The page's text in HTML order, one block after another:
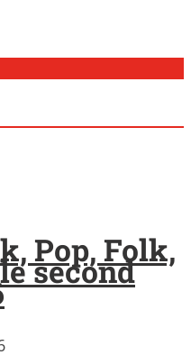
Pop, Folk,
second